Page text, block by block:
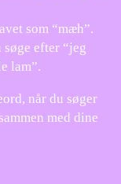
som “mæh”.
efter “jeg
lam”.
når du søger
med dine